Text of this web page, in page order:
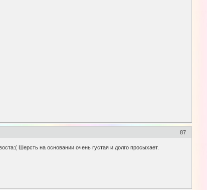
87
Шерсть на основании очень густая и долго просыхает.